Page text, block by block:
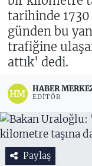
tarihinde 1730
günden bu
trafiğine
attık' dedi.
HABER
EDITÖR
Paylaş